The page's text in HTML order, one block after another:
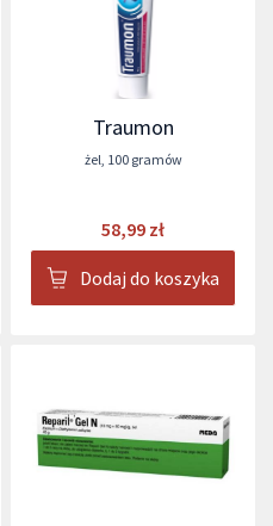
Traumon
żel, 100 gramów
58,99 zł
Dodaj do koszyka